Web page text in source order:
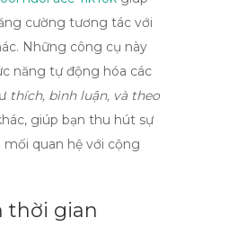
cường tương tác với
Những công cụ này
năng tự động hóa các
thích, bình luận, và theo
giúp bạn thu hút sự
mối quan hệ với cộng
thời gian